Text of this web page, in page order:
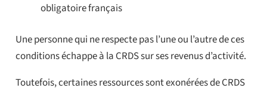
obligatoire français
Une personne qui ne respecte pas l’une ou l’autre de ces
conditions échappe à la CRDS sur ses revenus d’activité.
Toutefois, certaines ressources sont exonérées de CRDS